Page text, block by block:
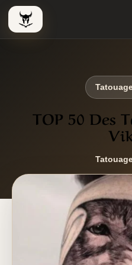
Le Viking Couteau
TOP 50 Des